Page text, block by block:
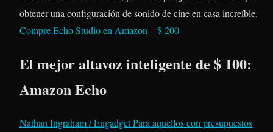
obtener una configuración de sonido de cine en casa increíble.
Compre Echo Studio en Amazon – $ 200
El mejor altavoz inteligente de $ 100:
Amazon Echo
Nathan Ingraham / EngadgetPara aquellos con presupuestos